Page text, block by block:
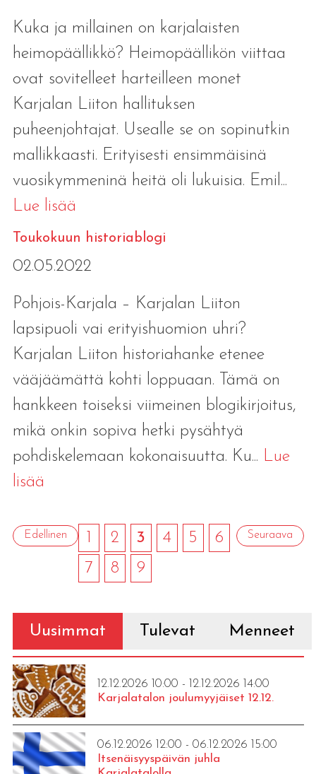
Kuka ja millainen on karjalaisten
heimopäällikkö? Heimopäällikön viittaa
ovat sovitelleet harteilleen monet
Karjalan Liiton hallituksen
puheenjohtajat. Usealle se on sopinutkin
mallikkaasti. Erityisesti ensimmäisinä
vuosikymmeninä heitä oli lukuisia. Emil...
Lue lisää
Toukokuun historiablogi
02.05.2022
Pohjois-Karjala – Karjalan Liiton
lapsipuoli vai erityishuomion uhri?
Karjalan Liiton historiahanke etenee
vääjäämättä kohti loppuaan. Tämä on
hankkeen toiseksi viimeinen blogikirjoitus,
mikä onkin sopiva hetki pysähtyä
pohdiskelemaan kokonaisuutta. Ku... Lue
lisää
Edellinen 1 2 3 4 5
6
7
8 9
Seuraava
Uusimmat Tulevat Menneet
12.12.2026 10:00 - 12.12.2026 14:00
Karjalatalon joulumyyjäiset 12.12.
06.12.2026 12:00 - 06.12.2026 15:00
Itsenäisyyspäivän juhla